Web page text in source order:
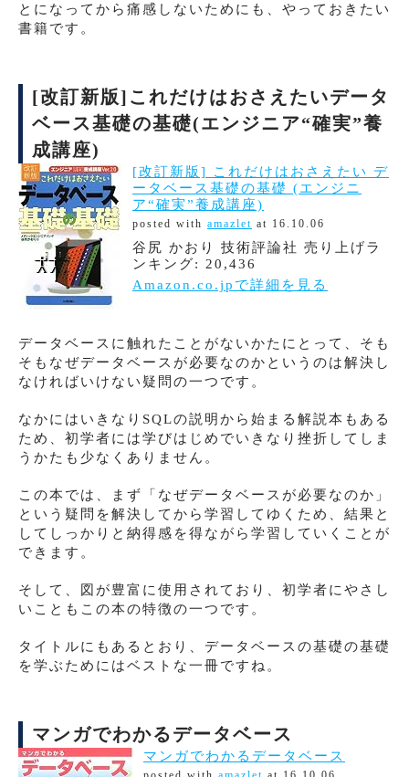
とになってから痛感しないためにも、やっておきたい
書籍です。
[改訂新版]これだけはおさえたいデータ
ベース基礎の基礎(エンジニア“確実”養
成講座)
[改訂新版] これだけはおさえたい デ
ータベース基礎の基礎 (エンジニ
ア“確実”養成講座)
posted with amazlet at 16.10.06
谷尻 かおり 技術評論社 売り上げラ
ンキング: 20,436
Amazon.co.jpで詳細を見る
データベースに触れたことがないかたにとって、そも
そもなぜデータベースが必要なのかというのは解決し
なければいけない疑問の一つです。
なかにはいきなりSQLの説明から始まる解説本もある
ため、初学者には学びはじめでいきなり挫折してしま
うかたも少なくありません。
この本では、まず「なぜデータベースが必要なのか」
という疑問を解決してから学習してゆくため、結果と
してしっかりと納得感を得ながら学習していくことが
できます。
そして、図が豊富に使用されており、初学者にやさし
いこともこの本の特徴の一つです。
タイトルにもあるとおり、データベースの基礎の基礎
を学ぶためにはベストな一冊ですね。
マンガでわかるデータベース
マンガでわかるデータベース